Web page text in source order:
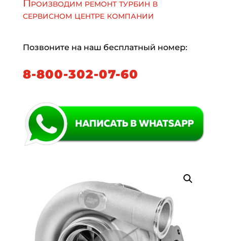
Производим ремонт турбин в
сервисном центре компании
Позвоните на наш бесплатный номер:
8-800-302-07-60